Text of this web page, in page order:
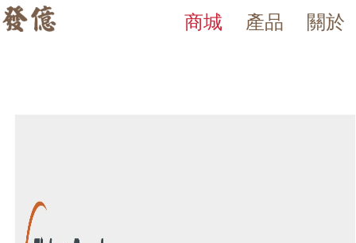
發億金庫｜台灣 40 年保險箱專賣店・防火防盜金庫・床頭櫃保
關於
產品
商城
Fichet-Bauche Rubis 防盜金庫